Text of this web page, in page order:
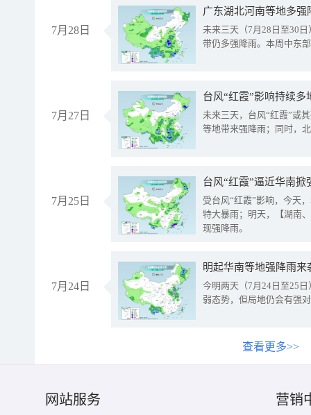
7月28日
广东湖北河南等地多
未来三天（7月28日至30
带仍多强降雨。本周中东
7月27日
台风“红霞”影响持续
未来三天，台风“红霞”或
等地带来强降雨；同时，
7月25日
台风“红霞”逼近华南
受台风“红霞”影响，今天
特大暴雨；明天，【湖南
现强降雨。
7月24日
明起华南等地强降雨
今明两天（7月24日至25
弱态势，但局地仍会有强
查看更多>>
网站服务 营销